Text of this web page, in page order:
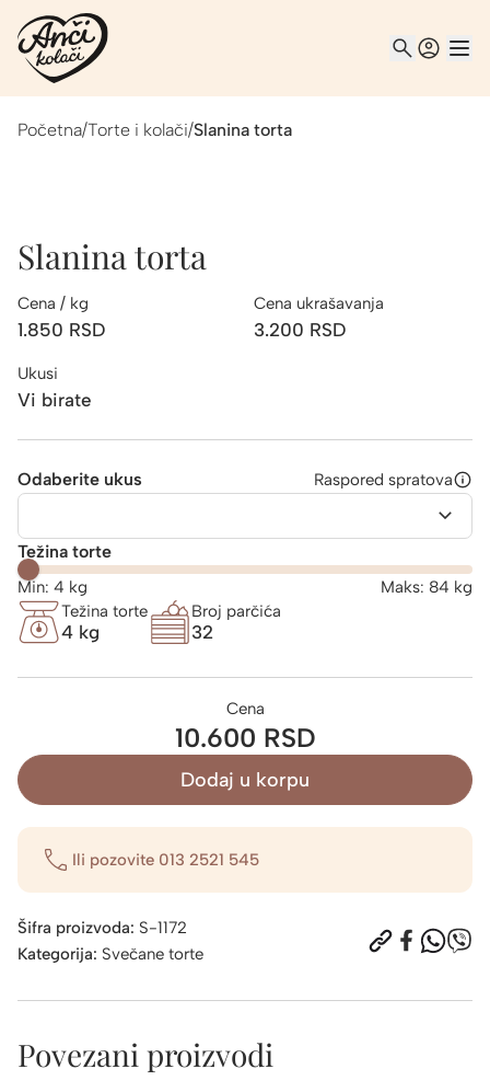
Početna/Torte i kolači/Slanina torta
Slanina torta
Cena / kg
1.850 RSD
Cena ukrašavanja
3.200 RSD
Ukusi
Vi birate
Odaberite ukus Raspored spratova
Težina torte
Min: 4 kg Maks: 84 kg
Težina torte
4 kg
Broj parčića
32
Cena
10.600 RSD
Dodaj u korpu
Ili pozovite 013 2521 545
Šifra proizvoda: S-1172
Kategorija: Svečane torte
Povezani proizvodi